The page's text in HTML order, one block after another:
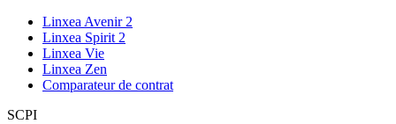
Linxea Avenir 2
Linxea Spirit 2
Linxea Vie
Linxea Zen
Comparateur de contrat
SCPI